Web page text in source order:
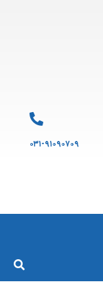
۰۳۱-۹۱۰۹۰۷۰۹